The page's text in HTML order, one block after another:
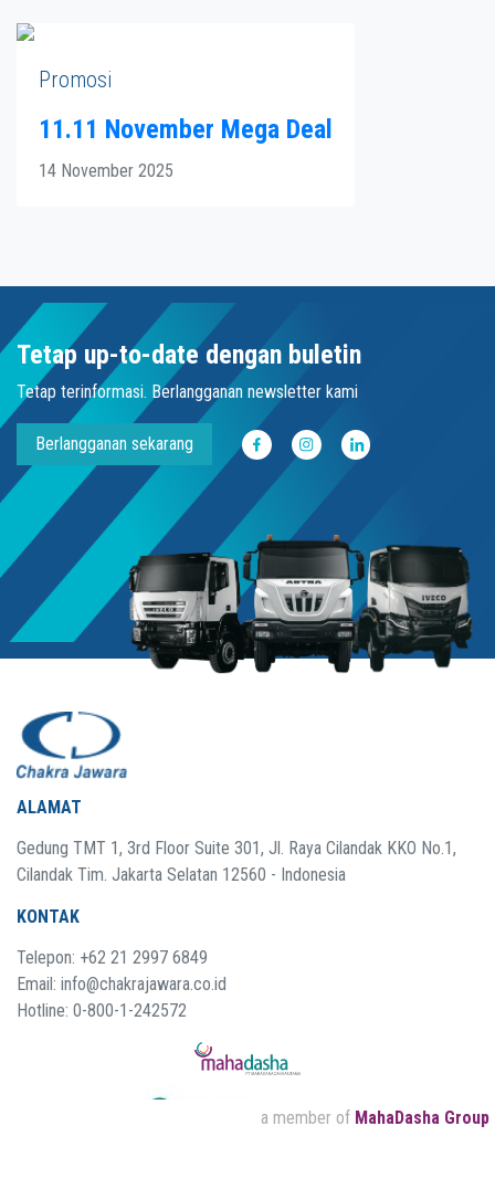
Promosi
11.11 November Mega Deal
14 November 2025
Tetap up-to-date dengan buletin
Tetap terinformasi. Berlangganan newsletter kami
Berlangganan sekarang
ALAMAT
Gedung TMT 1, 3rd Floor Suite 301, Jl. Raya Cilandak KKO No.1,
Cilandak Tim. Jakarta Selatan 12560 - Indonesia
KONTAK
Telepon: +62 21 2997 6849
Email: info@chakrajawara.co.id
Hotline: 0-800-1-242572
a member of MahaDasha Group